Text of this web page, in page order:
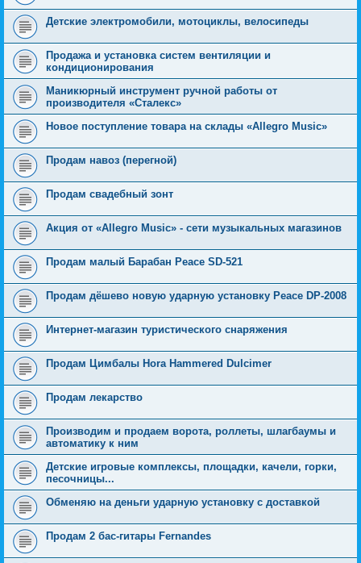
Детские электромобили, мотоциклы, велосипеды
Продажа и установка систем вентиляции и
кондиционирования
Маникюрный инструмент ручной работы от
производителя «Сталекс»
Новое поступление товара на склады «Allegro Music»
Продам навоз (перегной)
Продам свадебный зонт
Акция от «Allegro Music» - сети музыкальных магазинов
Продам малый Барабан Peace SD-521
Продам дёшево новую ударную установку Peace DP-2008
Интернет-магазин туристического снаряжения
Продам Цимбалы Hora Hammered Dulcimer
Продам лекарство
Производим и продаем ворота, роллеты, шлагбаумы и
автоматику к ним
Детские игровые комплексы, площадки, качели, горки,
песочницы...
Обменяю на деньги ударную установку с доставкой
Продам 2 бас-гитары Fernandes